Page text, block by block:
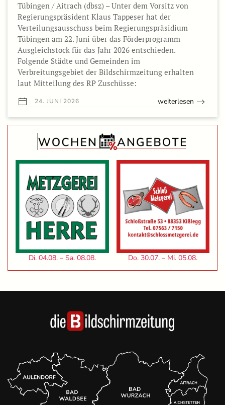
Tübingen / Aitrach (dbsz) – Unter dem Vorsitz von
Regierungspräsident Klaus Tappeser hat der
Verteilungsausschuss beim Regierungspräsidium
Tübingen am 22. Juni über das Förderprogramm
Ausgleichstock für das Jahr 2026 entschieden.
Folgende Städte und Gemeinden im
Verbreitungsgebiet der Bildschirmzeitung erhalten
laut Mitteilung des RP Zuschüsse:
24. JUNI 2026 weiterlesen
Di. 04.08. – Sa. 08.08. Do. 30.07. – Mi. 05.08.